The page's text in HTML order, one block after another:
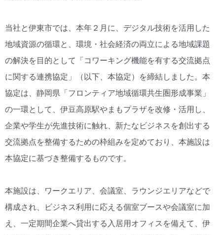
当社と伊東市では、本年２月に、デジタル技術を活用した
地域資源の循環と、環境・社会経済の両立による地域課題
の解決を目的として「コワーキング機能を有する交流拠点
に関する連携協定」（以下、本協定）を締結しました。本
協定は、静岡県「フロンティア地域循環共生圏形成事業」
の一環として、伊豆高原駅やまもプラザを改修・活用し、
企業や学生が先進技術に触れ、新たなビジネスを創出する
交流拠点を整備するための枠組みを定めており、本施設は
本協定に基づき整備するものです。
本施設は、ワークエリア、会議室、ラウンジエリアなどで
構成され、ビジネス利用に応える個室ブースや会議室に加
え、一定期間企業へ貸出する入居用オフィスを備えて、伊